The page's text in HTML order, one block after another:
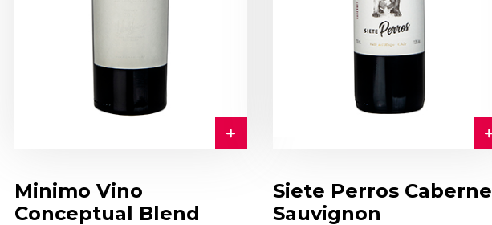
Minimo Vino
Conceptual Blend
Siete Perros
Sauvignon